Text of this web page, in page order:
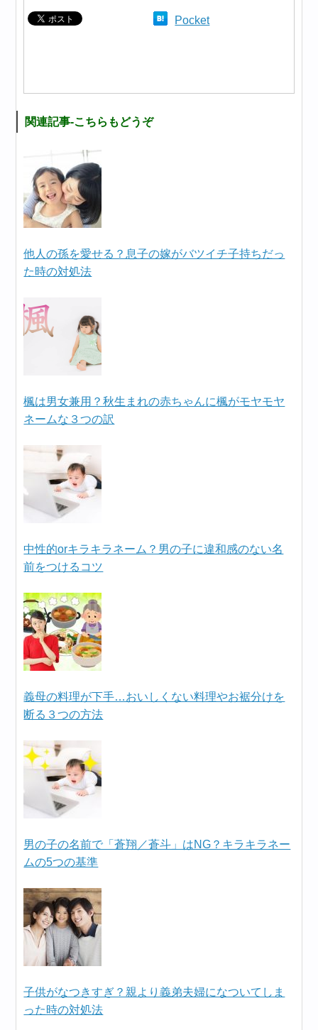
Pocket
関連記事-こちらもどうぞ
他人の孫を愛せる？息子の嫁がバツイチ子持ちだっ
た時の対処法
楓は男女兼用？秋生まれの赤ちゃんに楓がモヤモヤ
ネームな３つの訳
中性的orキラキラネーム？男の子に違和感のない名
前をつけるコツ
義母の料理が下手…おいしくない料理やお裾分けを
断る３つの方法
男の子の名前で「蒼翔／蒼斗」はNG？キラキラネー
ムの5つの基準
子供がなつきすぎ？親より義弟夫婦になついてしま
った時の対処法